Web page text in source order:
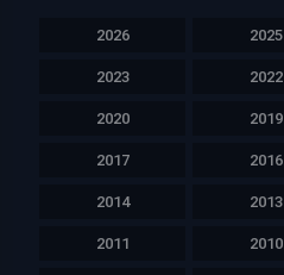
2026 2025
2023 2022
2020 2019
2017 2016
2014 2013
2011 2010